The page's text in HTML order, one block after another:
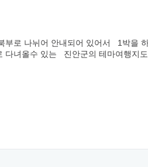
부로 나뉘어 안내되어 있어서 1박을
녀올수 있는 진안군의 테마여행지